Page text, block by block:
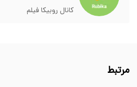
کانال روبیکا فیلم
مرتبط